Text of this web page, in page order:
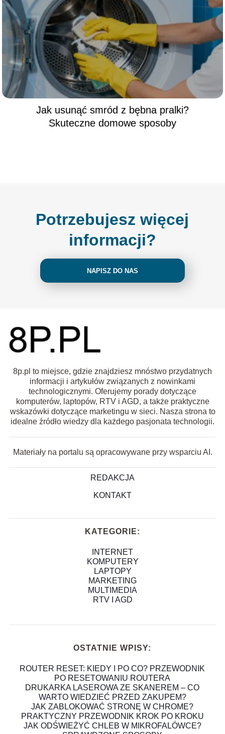
Jak usunąć smród z bębna pralki?
Skuteczne domowe sposoby
Potrzebujesz więcej
informacji?
NAPISZ DO NAS
8p.pl to miejsce, gdzie znajdziesz mnóstwo przydatnych
informacji i artykułów związanych z nowinkami
technologicznymi. Oferujemy porady dotyczące
komputerów, laptopów, RTV i AGD, a także praktyczne
wskazówki dotyczące marketingu w sieci. Nasza strona to
idealne źródło wiedzy dla każdego pasjonata technologii.
Materiały na portalu są opracowywane przy wsparciu AI.
REDAKCJA
KONTAKT
KATEGORIE:
INTERNET
KOMPUTERY
LAPTOPY
MARKETING
MULTIMEDIA
RTV I AGD
OSTATNIE WPISY:
ROUTER RESET: KIEDY I PO CO? PRZEWODNIK
PO RESETOWANIU ROUTERA
DRUKARKA LASEROWA ZE SKANEREM – CO
WARTO WIEDZIEĆ PRZED ZAKUPEM?
JAK ZABLOKOWAĆ STRONĘ W CHROME?
PRAKTYCZNY PRZEWODNIK KROK PO KROKU
JAK ODŚWIEŻYĆ CHLEB W MIKROFALÓWCE?